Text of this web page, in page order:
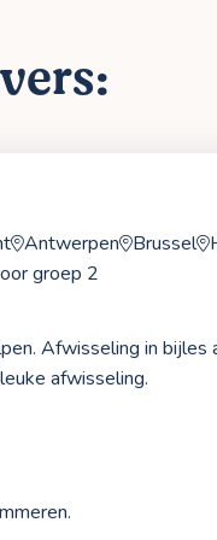
Antwerpen Brussel
groep 2
Afwisseling in bijles
afwisseling.